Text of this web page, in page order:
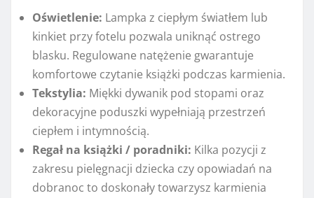
Oświetlenie: Lampka z ciepłym światłem lub
kinkiet przy fotelu pozwala uniknąć ostrego
blasku. Regulowane natężenie gwarantuje
komfortowe czytanie książki podczas karmienia.
Tekstylia: Miękki dywanik pod stopami oraz
dekoracyjne poduszki wypełniają przestrzeń
ciepłem i intymnością.
Regał na książki / poradniki: Kilka pozycji z
zakresu pielęgnacji dziecka czy opowiadań na
dobranoc to doskonały towarzysz karmienia